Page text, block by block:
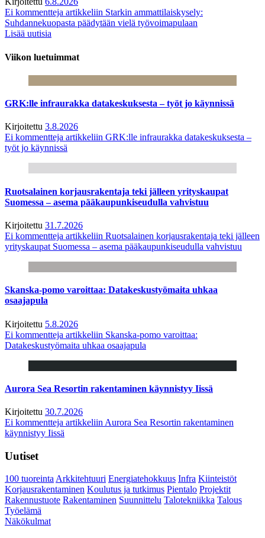
Ei kommentteja artikkeliin Starkin ammattilaiskysely:
Suhdannekuopasta päädytään vielä työvoimapulaan
Lisää uutisia
Viikon luetuimmat
GRK:lle infraurakka datakeskuksesta – työt jo käynnissä
Kirjoitettu 3.8.2026
Ei kommentteja artikkeliin GRK:lle infraurakka datakeskuksesta –
työt jo käynnissä
Ruotsalainen korjausrakentaja teki jälleen yrityskaupat
Suomessa – asema pääkaupunkiseudulla vahvistuu
Kirjoitettu 31.7.2026
Ei kommentteja artikkeliin Ruotsalainen korjausrakentaja teki jälleen
yrityskaupat Suomessa – asema pääkaupunkiseudulla vahvistuu
Skanska-pomo varoittaa: Datakeskustyömaita uhkaa
osaajapula
Kirjoitettu 5.8.2026
Ei kommentteja artikkeliin Skanska-pomo varoittaa:
Datakeskustyömaita uhkaa osaajapula
Aurora Sea Resortin rakentaminen käynnistyy Iissä
Kirjoitettu 30.7.2026
Ei kommentteja artikkeliin Aurora Sea Resortin rakentaminen
käynnistyy Iissä
Uutiset
100 tuoreintaArkkitehtuuri Energiatehokkuus Infra Kiinteistöt
Korjausrakentaminen Koulutus ja tutkimus Pientalo Projektit
Rakennustuote Rakentaminen Suunnittelu Talotekniikka Talous
Työelämä
Näkökulmat